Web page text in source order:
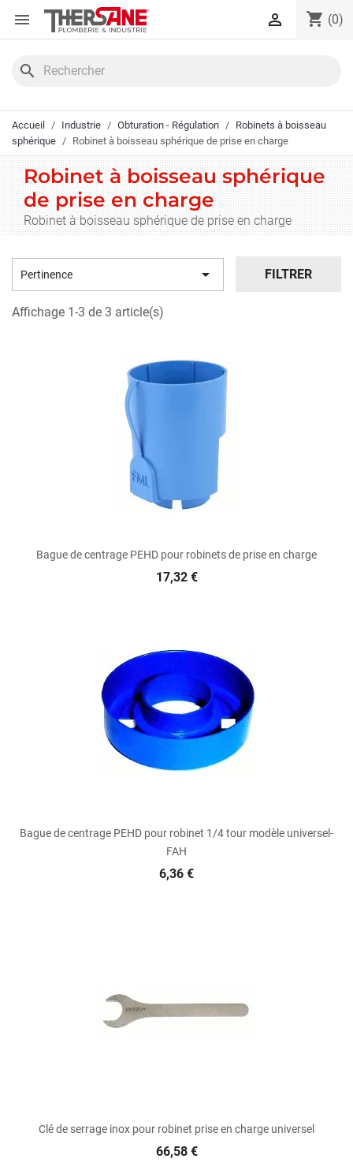
Panneau de gestion des cookies
 shopping_cart (0)

search
Accueil Industrie Obturation - Régulation
Robinets à boisseau
sphérique
Robinet à boisseau sphérique de prise en charge
Robinet à boisseau sphérique
de prise en charge
Robinet à boisseau sphérique de prise en charge
Pertinence  FILTRER
Affichage 1-3 de 3 article(s)
Bague de centrage PEHD pour robinets de prise en charge
17,32 €
Bague de centrage PEHD pour robinet 1/4 tour modèle universel-
FAH
6,36 €
Clé de serrage inox pour robinet prise en charge universel
66,58 €